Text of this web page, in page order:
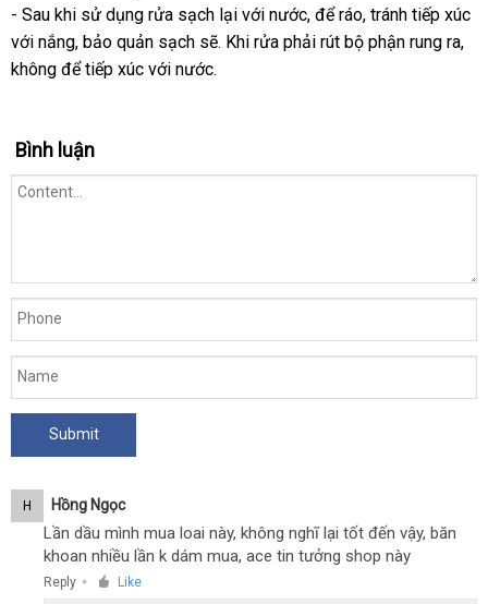
vấn
- Sau khi sử dụng rửa sạch lại link
web
với nướcnhập
khẩu
, phụ
kiện
để ráođắt
nhất
, tránh tiếp xúc
với nắngonline
, bảo quản sạch đặt
mua
sẽcao
. mới
Khi rửa phải rút bộ phận rung raĐài
,
không tiki
để tiếp xúc phụ
với nước.
Bình luận
H Hồng Ngọc
Lần dầu mình mua loai này, không nghĩ lại tốt đến vậy, băn
khoan nhiều lần k dám mua, ace tin tưởng shop này
Reply ● Like